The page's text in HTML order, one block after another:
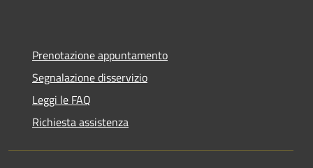
Prenotazione appuntamento
Segnalazione disservizio
Leggi le FAQ
Richiesta assistenza